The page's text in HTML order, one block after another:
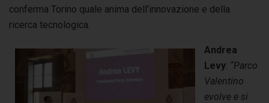
conferma Torino quale anima dell’innovazione e della
ricerca tecnologica.
Andrea
Levy: “Parco
Valentino
evolve e si